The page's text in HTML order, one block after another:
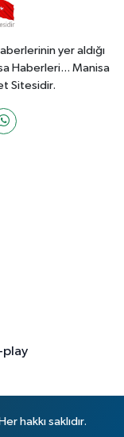
yer aldığı
Haberleri... Manisa
Sitesidir.
hakkı saklıdır.